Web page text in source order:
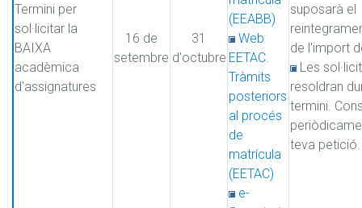
Termini per
sol·licitar la
BAIXA
acadèmica
d'assignatures
16 de
setembre
31
d'octubre
(EEABB)
Web
EETAC.
Tràmits
posteriors
al procés
de
matrícula
(EETAC)
e-
suposarà el
de l'import
Les
resoldran
termini.
teva petició.